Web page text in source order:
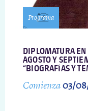
Programa
DIPLOMATURA
AGOSTO Y
“BIOGRAFÍAS Y
Comienza03/